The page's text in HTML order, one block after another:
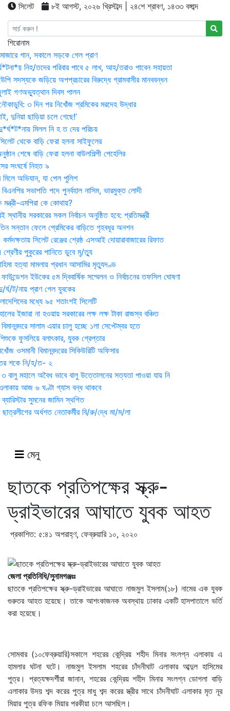
সিলেট ৮ই আগস্ট, ২০২৬ খ্রিস্টাব্দ | ২৪শে শ্রাবণ, ১৪৩৩ বঙ্গাব্দ
শিরোনাম
গান, সকালে সড়কে গেল প্রাণ
নিহ/তদের পরিবার পাবে ৫ লাখ, আহ/তরাও পাবেন সহায়তা
সদস্যকে জড়িয়ে অপপ্রচারের বিরুদ্ধে গ্রামবাসীর মানববন্ধন
গণঅভ্যুত্থান দিবস পালন
৩ দিন পর নিখোঁজ শ্রমিকের মরদেহ উদ্ধার
দুনিয়া ছাড়িয়া চলে গেছে!’
মিলল নি হ ত দের পরিচয়
থেকে বাড়ি ফেরা হলনা সাইফুলের
শেষে বাড়ি ফেরা হলনা বাউলশিল্পী পেহেলির
সংঘর্ষে নিহত ৯
মিলে অভিযান, যা পেল পুলিশ
সভাপতি পদে পুনর্বহাল নাসিম, ভারমুক্ত লোদী
মন্ত্রী-এমপিরা কে কোথায়?
সরকারের সকল নির্বাচন অনুষ্ঠিত হবে: প্রতিমন্ত্রী
সন্তান ফেলে প্রেমিকের বাড়িতে গৃহবধূর অনশন
সিলেট রেঞ্জের শ্রেষ্ঠ এসআই দোয়ারাবাজারের রিফাত
শ্রেণীর পুকুরের পানিতে ডুবে মৃ/ত্যু
হত্যা মামলায় প্রধান আসামির মৃত্যুদণ্ড
ইউকের ৫ম দ্বিবার্ষিক সম্মেলন ও নির্বাচনের তফসিল ঘোষণা
ট/নায় প্রাণ গেল যুবকের
মধ্যে ৯৫ শতাংশই সিলেটি
ইজারা না হওয়ায় সরকারের লক্ষ লক্ষ টাকা রাজস্ব বঞ্চিত
সালাম এয়ার চালু হচ্ছে ১লা সেপ্টেম্বর হতে
ফুসলিয়ে বলাৎকার, যুবক গ্রেপ্তার
ওসমানী বিমানবন্দরের সিকিউরিটি অফিসার
শকে নি/হ/ত- ২
বালু মহালে অবৈধ ভাবে বালু উত্তোলনের সত্যতা পাওয়া যায় নি
আজ ৬ ঘণ্টা গ্যাস বন্ধ থাকবে
সুমনের জামিন স্থগিত
ছাত্রলীগের অর্ধশত নেতাকর্মীর বি/রু/দ্ধে মা/ম/লা
মেনু
ছাতকে প্রতিপক্ষের স্ক্রু-
ড্রাইভারের আঘাতে যুবক আহত
প্রকাশিত: ৫:৪১ অপরাহ্ণ, ফেব্রুয়ারি ১০, ২০২০
জেলা প্রতিনিধি/সুনামগঞ্জঃঃ
ছাতকে প্রতিপক্ষের স্ক্রু-ড্রাইভারের আঘাতে নাজমুল ইসলাম(১৮) নামের এক যুবক
গুরুতর আহত হয়েছে। তাকে আশংকাজনক অবস্থায় ঢাকার একটি হাসপাতালে ভর্তি
করা হয়েছে।
সোমবার (১০ফেব্রুয়ারি)সকালে শহরের কেন্দ্রিয় শহীদ মিনার সংলগ্ন এলাকায় এ
হামলার ঘটনা ঘটে। নাজমুল ইসলাম শহরের চাঁদনীঘাট এলাকার আব্দুল হাসিমের
পুত্র। প্রত্যক্ষদর্শীরা জানান, শহরের কেন্দ্রিয় শহীদ মিনার সংলগ্ন ডোগলা বাড়ি
এলাকার উদয় শব্দ করের পুত্র মাধু শব্দ করের স্ত্রীর সাথে চাঁদনীঘাট এলাকার মৃত নূর
মিয়ার পুত্র রফিক মিয়ার পরকীয়া চলে আসছিল।